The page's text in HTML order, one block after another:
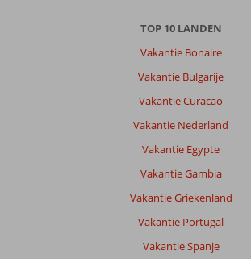
TOP 10 LANDEN
Vakantie Bonaire
Vakantie Bulgarije
Vakantie Curacao
Vakantie Nederland
Vakantie Egypte
Vakantie Gambia
Vakantie Griekenland
Vakantie Portugal
Vakantie Spanje